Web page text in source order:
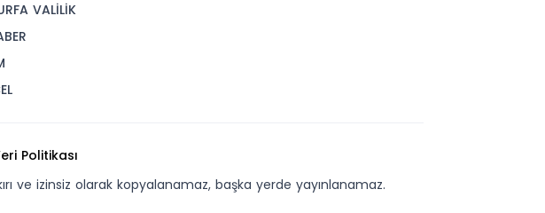
VALİLİK
Politikası
ve izinsiz olarak kopyalanamaz, başka yerde yayınlanamaz.